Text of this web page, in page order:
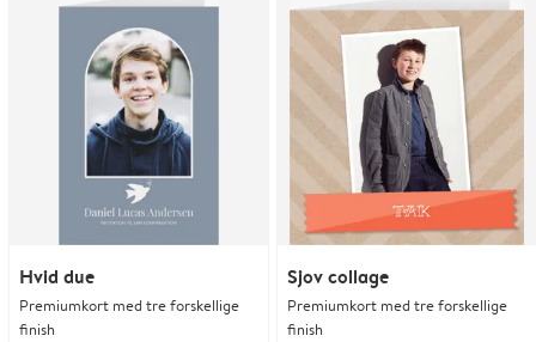
Hvid due
Premiumkort med tre forskellige
finish
Sjov collage
Premiumkort med tre forskellige
finish